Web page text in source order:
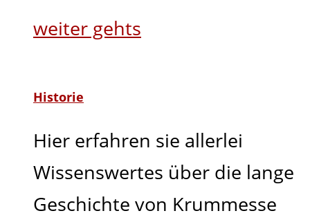
weiter gehts
Historie
Hier erfahren sie allerlei
Wissenswertes über die lange
Geschichte von Krummesse